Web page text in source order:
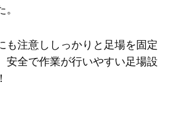
も注意ししっかりと足場を固定
安全で作業が行いやすい足場設